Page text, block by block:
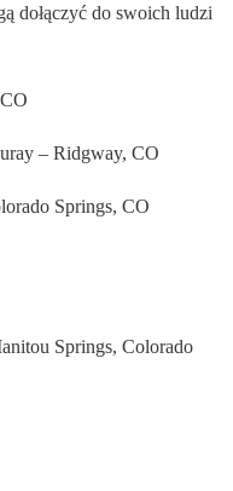
dołączyć do swoich ludzi
– Ridgway, CO
Springs, CO
Springs, Colorado